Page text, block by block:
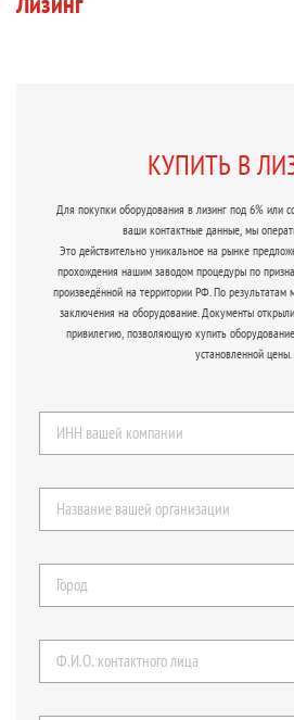
КУПИТЬ В
Для покупки оборудования в лизинг под 6% или
ваши контактные данные, мы
Это действительно уникальное на рынке
прохождения нашим заводом процедуры по
произведённой на территории РФ. По результатам
заключения на оборудование. Документы
привилегию, позволяющую купить
установленной цены.